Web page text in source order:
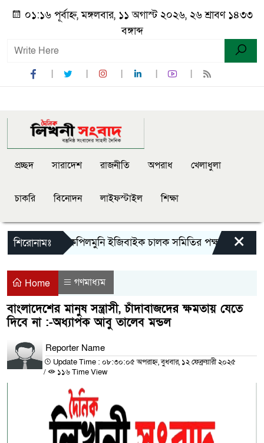
০১:১৬ পূর্বাহ্ন, মঙ্গলবার, ১১ অগাস্ট ২০২৬, ২৬ শ্রাবণ ১৪৩৩
বঙ্গাব্দ
প্রচ্ছদ সারাদেশ রাজনীতি অপরাধ খেলাধুলা
চাকরি বিনোদন লাইফস্টাইল শিক্ষা
শিরোনামঃ
পাইকগাছা-কপিলমুনি ইজিবাইক চালক সমিতির পক্ষ থেকে সড়ক×
Home গণমাধ্যম
বাংলাদেশের মানুষ সন্ত্রাসী, চাঁদাবাজদের ক্ষমতায় যেতে
দিবে না :-অধ্যাপক আবু তালেব মন্ডল
Reporter Name
Update Time : ০৮:৩০:০৫ অপরাহ্ন, বুধবার, ১২ ফেব্রুয়ারী ২০২৫
/
১১৬ Time View